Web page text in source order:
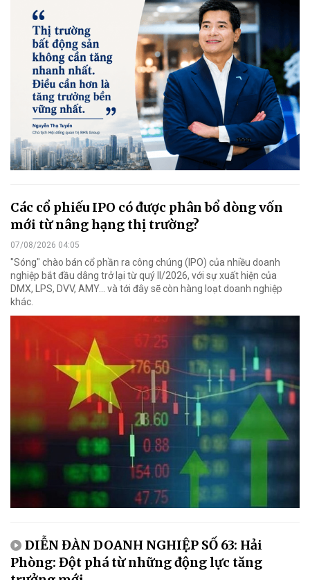
Các cổ phiếu IPO có được phân bổ dòng vốn
mới từ nâng hạng thị trường?
07/08/2026 04:05
"Sóng" chào bán cổ phần ra công chúng (IPO) của nhiều doanh
nghiệp bắt đầu dâng trở lại từ quý II/2026, với sự xuất hiện của
DMX, LPS, DVV, AMY... và tới đây sẽ còn hàng loạt doanh nghiệp
khác.
DIỄN ĐÀN DOANH NGHIỆP SỐ 63: Hải
Phòng: Đột phá từ những động lực tăng